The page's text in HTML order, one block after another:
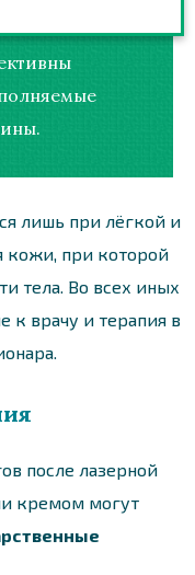
лишь при лёгкой и
кожи, при которой
тела. Во всех иных
к врачу и терапия в
после лазерной
кремом могут